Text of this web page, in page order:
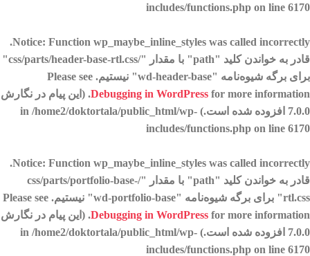
includes/functions.php on line 6170
Notice: Function wp_maybe_inline_styles was called incorrectly
.
قادر به خواندن کلید "path" با مقدار "/css/parts/header-base-rtl.css"
برای برگه شیوه‌نامه "wd-header-base" نیستیم. Please see
Debugging in WordPressfor more information. (این پیام در نگارش
7.0.0 افزوده شده است.) in
/home2/doktortala/public_html/wp-
includes/functions.php on line 6170
Notice: Function wp_maybe_inline_styles was called incorrectly
.
قادر به خواندن کلید "path" با مقدار "/css/parts/portfolio-base-
rtl.css" برای برگه شیوه‌نامه "wd-portfolio-base" نیستیم. Please see
Debugging in WordPressfor more information. (این پیام در نگارش
7.0.0 افزوده شده است.) in
/home2/doktortala/public_html/wp-
includes/functions.php on line 6170